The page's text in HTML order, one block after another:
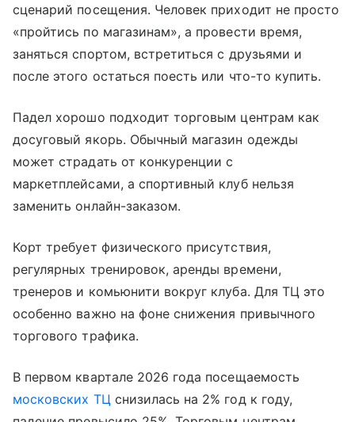
сценарий посещения. Человек приходит не просто
«пройтись по магазинам», а провести время,
заняться спортом, встретиться с друзьями и
после этого остаться поесть или что-то купить.
Падел хорошо подходит торговым центрам как
досуговый якорь. Обычный магазин одежды
может страдать от конкуренции с
маркетплейсами, а спортивный клуб нельзя
заменить онлайн-заказом.
Корт требует физического присутствия,
регулярных тренировок, аренды времени,
тренеров и комьюнити вокруг клуба. Для ТЦ это
особенно важно на фоне снижения привычного
торгового трафика.
В первом квартале 2026 года посещаемость
московских ТЦ снизилась на 2% год к году,